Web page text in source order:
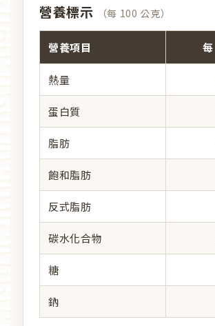
營養標示 （每 100 公克）
營養項目
熱量
蛋白質
脂肪
飽和脂肪
反式脂肪
碳水化合物
糖
鈉